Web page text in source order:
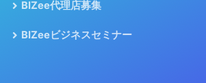
BIZee代理店募集
BIZeeビジネスセミナー